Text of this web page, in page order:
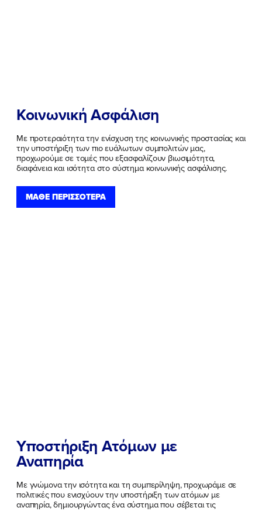
Κοινωνική Ασφάλιση
Με προτεραιότητα την ενίσχυση της κοινωνικής προστασίας και
την υποστήριξη των πιο ευάλωτων συμπολιτών μας,
προχωρούμε σε τομές που εξασφαλίζουν βιωσιμότητα,
διαφάνεια και ισότητα στο σύστημα κοινωνικής ασφάλισης.
ΜΑΘΕ ΠΕΡΙΣΣΟΤΕΡΑ
Υποστήριξη Ατόμων με
Αναπηρία
Με γνώμονα την ισότητα και τη συμπερίληψη, προχωράμε σε
πολιτικές που ενισχύουν την υποστήριξη των ατόμων με
αναπηρία, δημιουργώντας ένα σύστημα που σέβεται τις